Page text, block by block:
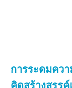
การระดมคว
คิดสร้างสรร